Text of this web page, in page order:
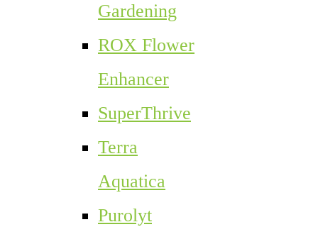
Gardening
ROX Flower
Enhancer
SuperThrive
Terra
Aquatica
Purolyt